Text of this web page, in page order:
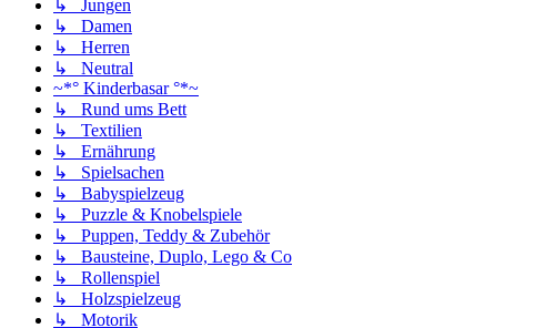
↳ Jungen
↳ Damen
↳ Herren
↳ Neutral
~*° Kinderbasar °*~
↳ Rund ums Bett
↳ Textilien
↳ Ernährung
↳ Spielsachen
↳ Babyspielzeug
↳ Puzzle & Knobelspiele
↳ Puppen, Teddy & Zubehör
↳ Bausteine, Duplo, Lego & Co
↳ Rollenspiel
↳ Holzspielzeug
↳ Motorik